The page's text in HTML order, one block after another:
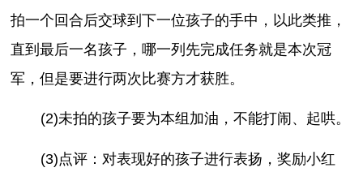
拍一个回合后交球到下一位孩子的手中，以此类推，
直到最后一名孩子，哪一列先完成任务就是本次冠
军，但是要进行两次比赛方才获胜。
(2)未拍的孩子要为本组加油，不能打闹、起哄。
(3)点评：对表现好的孩子进行表扬，奖励小红